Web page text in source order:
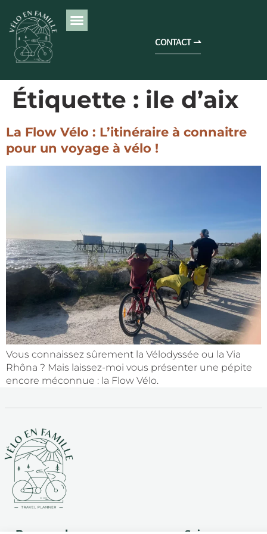
CONTACT ⇀
Étiquette : ile d’aix
La Flow Vélo : L’itinéraire à connaitre
pour un voyage à vélo !
Vous connaissez sûrement la Vélodyssée ou la Via
Rhôna ? Mais laissez-moi vous présenter une pépite
encore méconnue : la Flow Vélo.